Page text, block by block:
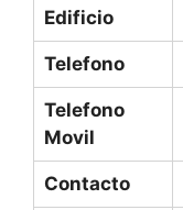
Edificio
Telefono
Telefono
Movil
Contacto